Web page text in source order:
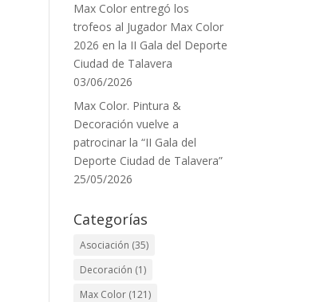
Max Color entregó los
trofeos al Jugador Max Color
2026 en la II Gala del Deporte
Ciudad de Talavera
03/06/2026
Max Color. Pintura &
Decoración vuelve a
patrocinar la “II Gala del
Deporte Ciudad de Talavera”
25/05/2026
Categorías
Asociación (35)
Decoración (1)
Max Color (121)